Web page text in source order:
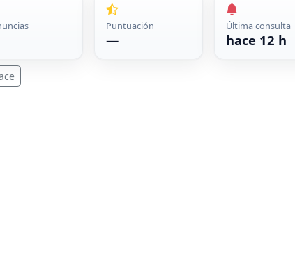
Puntuación
—
Última consulta
hace 12 h